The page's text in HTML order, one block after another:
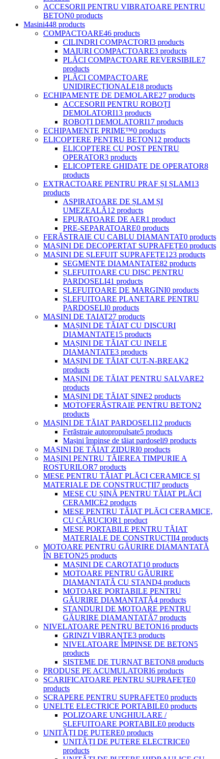
ACCESORII PENTRU VIBRATOARE PENTRU
BETON0 products
Masini448 products
COMPACTOARE46 products
CILINDRI COMPACTORI3 products
MAIURI COMPACTOARE3 products
PLĂCI COMPACTOARE REVERSIBILE7
products
PLĂCI COMPACTOARE
UNIDIRECȚIONALE18 products
ECHIPAMENTE DE DEMOLARE27 products
ACCESORII PENTRU ROBOȚI
DEMOLATORI13 products
ROBOȚI DEMOLATORI17 products
ECHIPAMENTE PRIME™0 products
ELICOPTERE PENTRU BETON12 products
ELICOPTERE CU POST PENTRU
OPERATOR3 products
ELICOPTERE GHIDATE DE OPERATOR8
products
EXTRACTOARE PENTRU PRAF ȘI ȘLAM13
products
ASPIRATOARE DE ȘLAM ȘI
UMEZEALĂ12 products
EPURATOARE DE AER1 product
PRE-SEPARATOARE0 products
FERĂSTRAIE CU CABLU DIAMANTAT0 products
MAȘINI DE DECOPERTAT SUPRAFEȚE0 products
MAȘINI DE ȘLEFUIT SUPRAFEȚE123 products
SEGMENTE DIAMANTATE82 products
ȘLEFUITOARE CU DISC PENTRU
PARDOSELI41 products
ȘLEFUITOARE DE MARGINI0 products
ȘLEFUITOARE PLANETARE PENTRU
PARDOSELI0 products
MASINI DE TAIAT27 products
MAȘINI DE TĂIAT CU DISCURI
DIAMANTATE15 products
MAȘINI DE TĂIAT CU INELE
DIAMANTATE3 products
MAȘINI DE TĂIAT CUT-N-BREAK2
products
MAȘINI DE TĂIAT PENTRU SALVARE2
products
MAȘINI DE TĂIAT ȘINE2 products
MOTOFERĂSTRAIE PENTRU BETON2
products
MAȘINI DE TĂIAT PARDOSELI12 products
Ferăstraie autopropulsate5 products
Mașini împinse de tăiat pardoseli9 products
MAȘINI DE TĂIAT ZIDURI0 products
MAȘINI PENTRU TĂIEREA TIMPURIE A
ROSTURILOR7 products
MESE PENTRU TĂIAT PLĂCI CERAMICE ȘI
MATERIALE DE CONSTRUCȚII7 products
MESE CU ȘINĂ PENTRU TĂIAT PLĂCI
CERAMICE2 products
MESE PENTRU TĂIAT PLĂCI CERAMICE,
CU CĂRUCIOR1 product
MESE PORTABILE PENTRU TĂIAT
MATERIALE DE CONSTRUCȚII4 products
MOTOARE PENTRU GĂURIRE DIAMANTATĂ
ÎN BETON25 products
MAȘINI DE CAROTAT10 products
MOTOARE PENTRU GĂURIRE
DIAMANTATĂ CU STAND4 products
MOTOARE PORTABILE PENTRU
GĂURIRE DIAMANTATĂ4 products
STANDURI DE MOTOARE PENTRU
GĂURIRE DIAMANTATĂ7 products
NIVELATOARE PENTRU BETON16 products
GRINZI VIBRANTE3 products
NIVELATOARE ÎMPINSE DE BETON5
products
SISTEME DE TURNAT BETON8 products
PRODUSE PE ACUMULATORI6 products
SCARIFICATOARE PENTRU SUPRAFEȚE0
products
SCRAPERE PENTRU SUPRAFEȚE0 products
UNELTE ELECTRICE PORTABILE0 products
POLIZOARE UNGHIULARE /
ȘLEFUITOARE PORTABILE0 products
UNITĂȚI DE PUTERE0 products
UNITĂȚI DE PUTERE ELECTRICE0
products